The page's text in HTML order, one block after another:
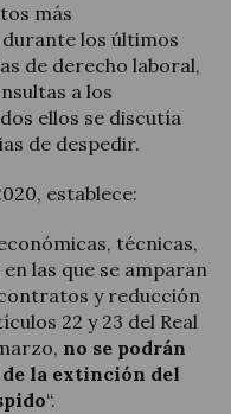
más
los últimos
de derecho laboral,
a los
ellos se discutía
de despedir.
establece:
técnicas,
las que se amparan
y reducción
22 y 23 del Real
no se podrán
la extinción del
“.